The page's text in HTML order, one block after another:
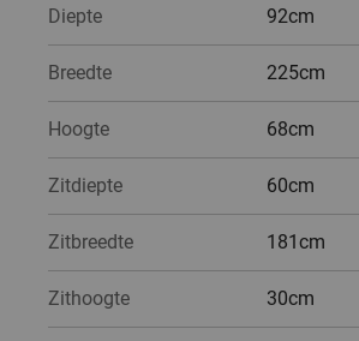
Diepte 92cm
Breedte 225cm
Hoogte 68cm
Zitdiepte 60cm
Zitbreedte 181cm
Zithoogte 30cm